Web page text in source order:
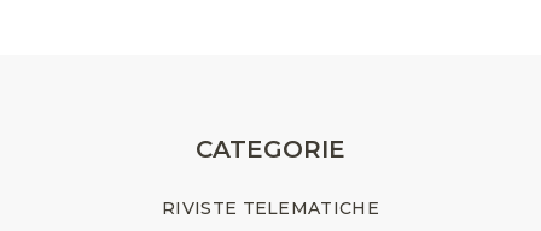
CATEGORIE
RIVISTE TELEMATICHE